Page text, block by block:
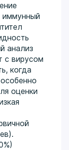
иммунный
анализ
с вирусом
когда
оценки